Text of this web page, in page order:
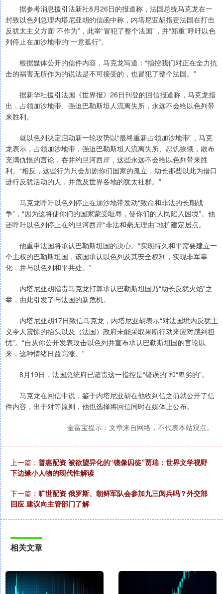
据参考消息援引法新社8月26日的报道称，法国总统马克龙在一
封致以色列总理内塔尼亚胡的信函中称，内塔尼亚胡指责法国在打击
反犹太主义方面“不作为”，此举“冒犯了整个法国”，并“郑重”呼吁以色
列停止在加沙地带的“一意孤行”。
根据媒体公开的信件内容，马克龙写道：“指控我们对正在全力抗
击的祸害无所作为的说法是不可接受的，也冒犯了整个法国。”
据新华社援引法国《世界报》26日刊登的回信报道称，马克龙指
出，占领加沙地带、强迫巴勒斯坦人流离失所，永远不会给以色列带
来胜利。
就以色列决定启动新一轮攻势以“最终重新占领加沙地带”，马克
龙表示，占领加沙地带，强迫巴勒斯坦人流离失所、忍饥挨饿，散布
充满仇恨的言论，吞并约旦河西岸，这些永远不会给以色列带来胜
利。“相反，这些行为只会加剧你们国家的孤立，助长那些以此为借口
进行反犹活动的人，并危及世界各地的犹太社群。”
马克龙呼吁以色列停止在加沙地带发动“致命和非法的长期战
争”，“因为这将使你们的国家蒙受耻辱，使你们的人民陷入困境”。他
还呼吁以色列停止在约旦河西岸“非法和毫无理由”地扩建定居点。
他重申法国将承认巴勒斯坦国的决心。“实现持久和平需要建立一
个主权的巴勒斯坦国，该国承认以色列及其安全权利，实现非军事
化，并与以色列和平共处。”
内塔尼亚胡指责马克龙打算承认巴勒斯坦国乃“助长反犹火焰”之
举，由此引发了与法国的新危机。
内塔尼亚胡17日致信马克龙，内塔尼亚胡表示“对法国境内反犹主
义令人震惊的抬头以及（法国）政府未能采取果断行动来应对感到担
忧”。“自从你公开发表攻击以色列并宣布承认巴勒斯坦国的言论以
来，这种情绪日益高涨。”
8月19日，法国总统府已谴责这一指控是“错误的”和“卑劣的”。
马克龙在回信中说，鉴于内塔尼亚胡在他收到信之前就公开了信
件内容，出于对等原则，他也选择将回信同时在媒体上公布。
金富宝提示：文章来自网络，不代表本站观点。
上一篇： 普惠配资 被欲望异化的“镜像囚徒”贾瑞：世界文学视野
下边缘小人物的现代性解读
下一篇： 旷世配资 俄罗斯、朝鲜军队会参加九三阅兵吗？外交部
回应 建议向主管部门了解
相关文章